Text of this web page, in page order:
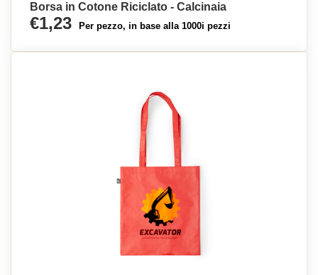
Borsa in Cotone Riciclato - Calcinaia
€1,23 Per pezzo, in base alla 1000i pezzi